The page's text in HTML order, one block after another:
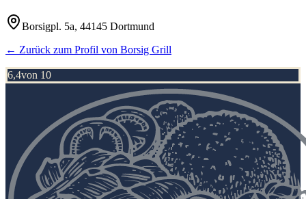
Borsigpl. 5a, 44145 Dortmund
← Zurück zum Profil von Borsig Grill
6,4von 10